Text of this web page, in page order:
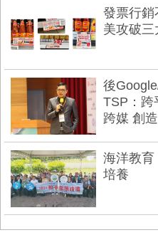
發票行銷
美攻破三
後
TSP：跨
跨媒 創
海洋教育
培養